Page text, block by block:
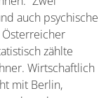
auch psychische
zählte
Wirtschaftlich
mit Berlin,